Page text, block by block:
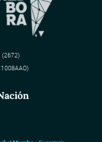
(2672)